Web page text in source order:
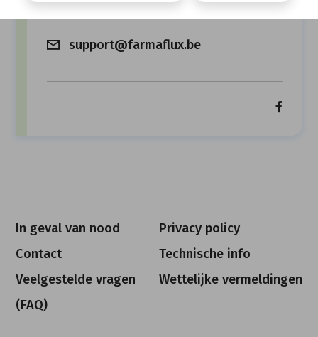
support@farmaflux.be
In geval van nood
Contact
Veelgestelde vragen
(FAQ)
Privacy policy
Technische info
Wettelijke vermeldingen